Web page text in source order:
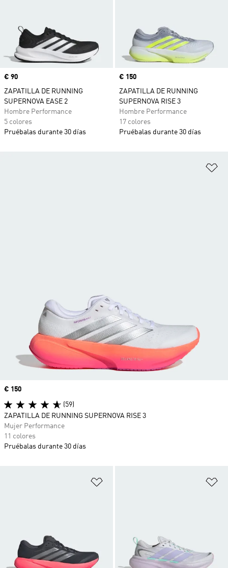
Precio
€ 90
ZAPATILLA DE RUNNING
SUPERNOVA EASE 2
Hombre Performance
5 colores
Pruébalas durante 30 días
Precio
€ 150
ZAPATILLA DE RUNNING
SUPERNOVA RISE 3
Hombre Performance
17 colores
Pruébalas durante 30 días
Precio
€ 150
(59)
ZAPATILLA DE RUNNING SUPERNOVA RISE 3
Mujer Performance
11 colores
Pruébalas durante 30 días